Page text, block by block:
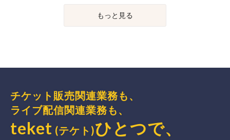
もっと見る
チケット販売関連業務も、
ライブ配信関連業務も、
teket (テケト)ひとつで、